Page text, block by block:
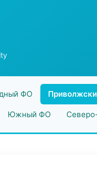
ФО
Южный ФО